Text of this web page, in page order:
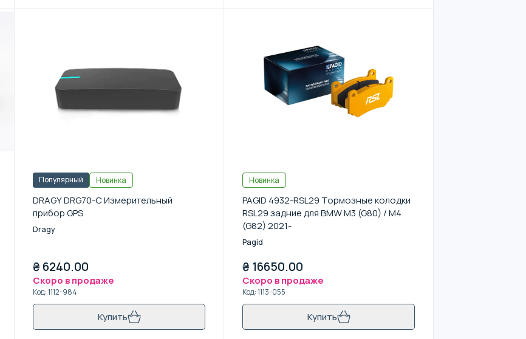
Популярный Новинка
DRAGY DRG70-C Измерительный
прибор GPS
Dragy
₴ 6240.00
Скоро в продаже
Код:1112-984
Купить
Новинка
PAGID 4932-RSL29 Тормозные колодки
RSL29 задние для BMW M3 (G80) / M4
(G82) 2021-
Pagid
₴ 16650.00
Скоро в продаже
Код:1113-055
Купить